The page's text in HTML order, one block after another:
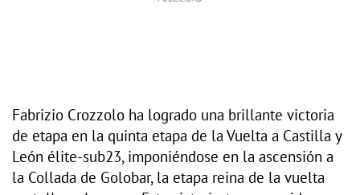
Fabrizio Crozzolo ha logrado una brillante victoria
de etapa en la quinta etapa de la Vuelta a Castilla y
León élite-sub23, imponiéndose en la ascensión a
la Collada de Golobar, la etapa reina de la vuelta